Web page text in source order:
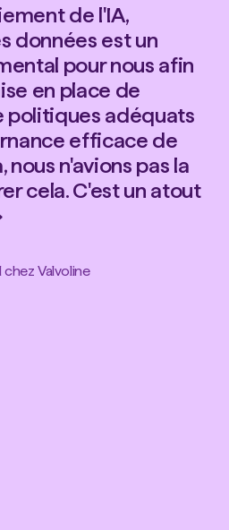
de l'IA,
données est un
pour nous afin
en place de
politiques adéquats
efficace de
nous n'avions pas la
cela. C'est un atout
Valvoline